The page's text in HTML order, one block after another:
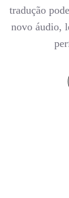
tradução
novo áudio,